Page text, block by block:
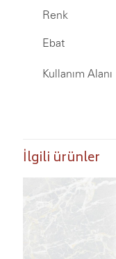
Renk
Ebat
Kullanım Alanı
İlgili ürünler